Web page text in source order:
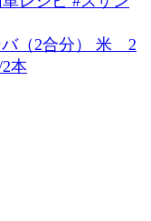
バ（2合分） 米 2
本